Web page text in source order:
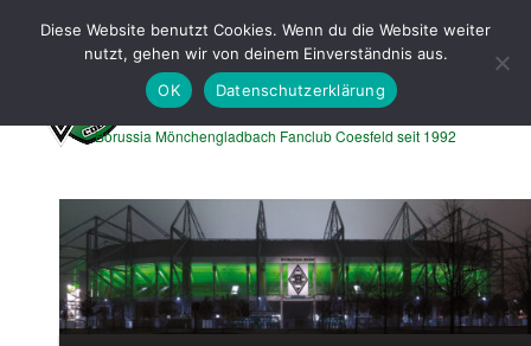
primären
Borussen Express Coesfeld
Borussia Mönchengladbach Fanclub Coesfeld seit 1992
Diese Website benutzt Cookies. Wenn du die Website weiter
nutzt, gehen wir von deinem Einverständnis aus.
OK
Datenschutzerklärung